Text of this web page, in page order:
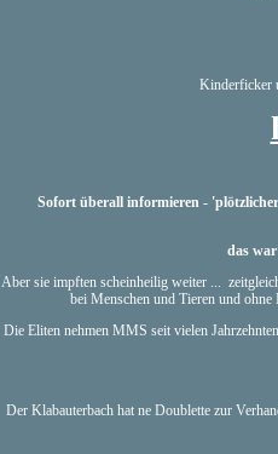
Kinderficker
Sofort überall informieren -
das
Aber sie impften scheinheilig weiter ...
bei Menschen und Tieren und
Die Eliten nehmen MMS seit vielen
Der Klabauterbach hat ne Doublette zur